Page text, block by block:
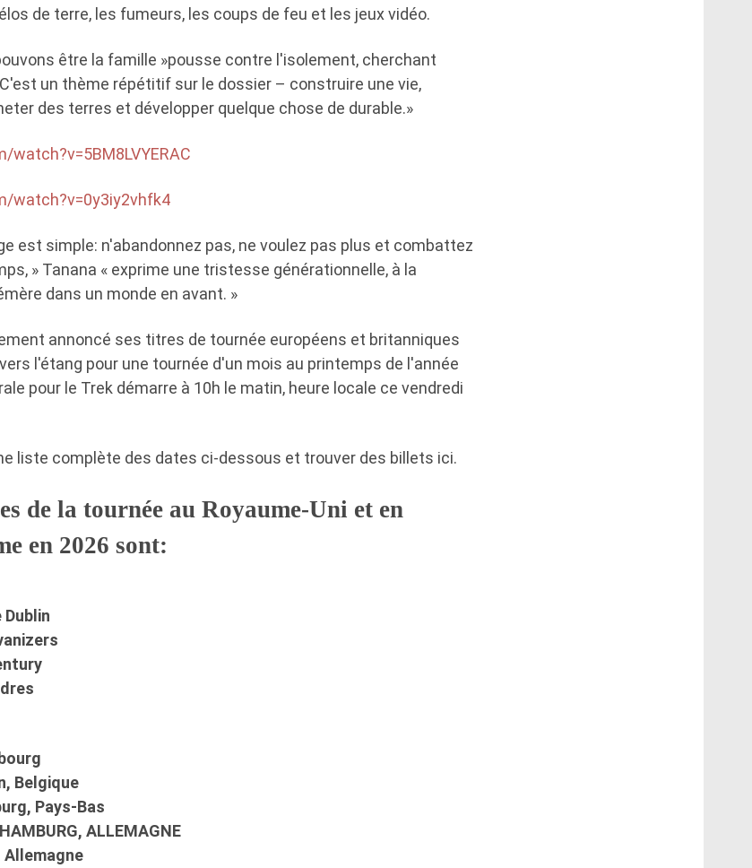
de terre, les fumeurs, les coups de feu et les jeux vidéo.
être la famille »pousse contre l'isolement, cherchant
un thème répétitif sur le dossier – construire une vie,
des terres et développer quelque chose de durable.»
watch?v=0y3iy2vhfk4
est simple: n'abandonnez pas, ne voulez pas plus et combattez
» Tanana « exprime une tristesse générationnelle, à la
dans un monde en avant. »
annoncé ses titres de tournée européens et britanniques
l'étang pour une tournée d'un mois au printemps de l'année
pour le Trek démarre à 10h le matin, heure locale ce vendredi
liste complète des dates ci-dessous et trouver des billets ici.
de la tournée au Royaume-Uni et en
en 2026 sont:
Belgique
Pays-Bas
ALLEMAGNE
Allemagne